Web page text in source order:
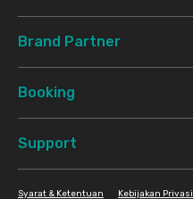
Brand Partner
Booking
Support
Syarat & Ketentuan Kebijakan Privasi